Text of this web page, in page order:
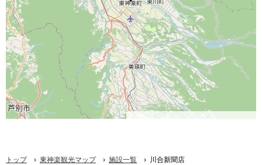
トップ › 東神楽観光マップ › 施設一覧 › 川合新聞店